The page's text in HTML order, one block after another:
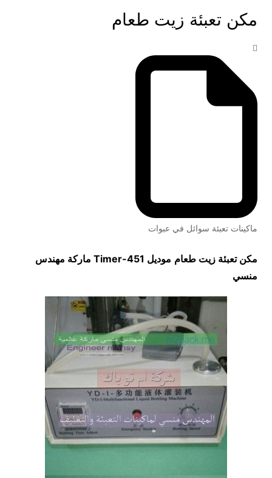
مكن تعبئة زيت طعام
ماكينات تعبئة سوائل في عبوات
مكن تعبئة زيت طعام موديل 451-Timer
ماركة مهندس
منسي